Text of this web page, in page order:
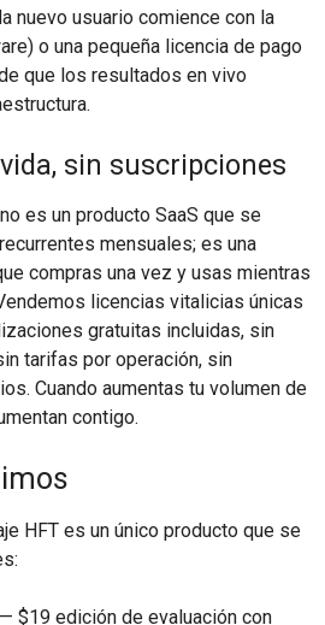
nuevo usuario comience con la
o una pequeña licencia de pago
que los resultados en vivo
sin suscripciones
es un producto SaaS que se
mensuales; es una
compras una vez y usas mientras
licencias vitalicias únicas
gratuitas incluidas, sin
tarifas por operación, sin
Cuando aumentas tu volumen de
contigo.
HFT es un único producto que se
— $19 edición de evaluación con